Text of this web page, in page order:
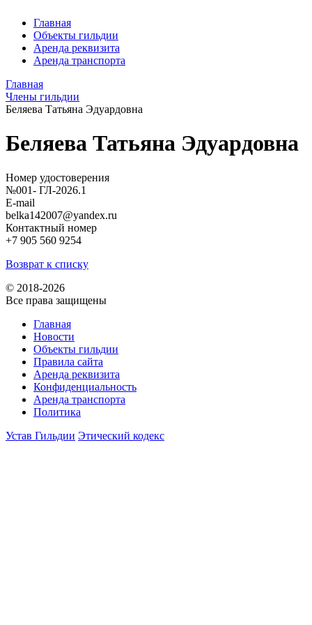
Главная
Объекты гильдии
Аренда реквизита
Аренда транспорта
Главная
Члены гильдии
Беляева Татьяна Эдуардовна
Беляева Татьяна Эдуардовна
Номер удостоверения
№001- ГЛ-2026.1
E-mail
belka142007@yandex.ru
Контактный номер
+7 905 560 9254
Возврат к списку
© 2018-2026
Все права защищены
Главная
Новости
Объекты гильдии
Правила сайта
Аренда реквизита
Конфиденциальность
Аренда транспорта
Политика
Устав Гильдии Этический кодекс